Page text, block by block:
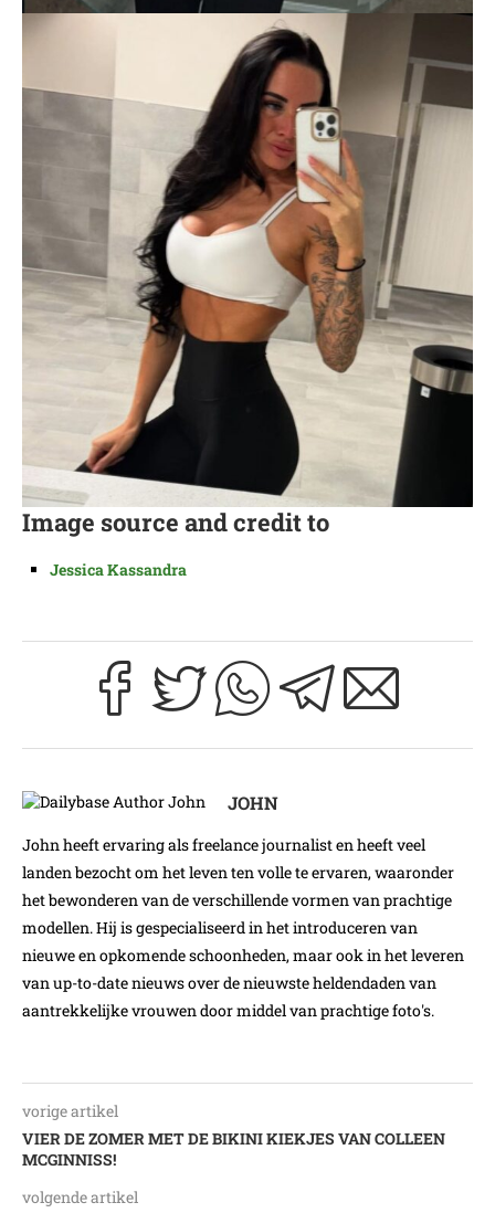
Image source and credit to
Jessica Kassandra
JOHN
John heeft ervaring als freelance journalist en heeft veel
landen bezocht om het leven ten volle te ervaren, waaronder
het bewonderen van de verschillende vormen van prachtige
modellen. Hij is gespecialiseerd in het introduceren van
nieuwe en opkomende schoonheden, maar ook in het leveren
van up-to-date nieuws over de nieuwste heldendaden van
aantrekkelijke vrouwen door middel van prachtige foto's.
vorige artikel
VIER DE ZOMER MET DE BIKINI KIEKJES VAN COLLEEN
MCGINNISS!
volgende artikel